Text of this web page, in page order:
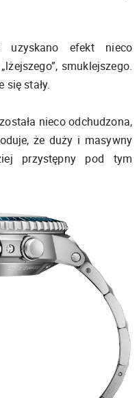
uzyskano efekt nieco
smuklejszego.
się stały.
nieco odchudzona,
że duży i masywny
przystępny pod tym